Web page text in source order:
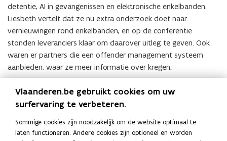
detentie, AI in gevangenissen en elektronische enkelbanden.
Liesbeth vertelt dat ze nu extra onderzoek doet naar
vernieuwingen rond enkelbanden, en op de conferentie
stonden leveranciers klaar om daarover uitleg te geven. Ook
waren er partners die een offender management systeem
aanbieden, waar ze meer informatie over kregen.
Het was fijn om nieuwe dingen te leren
kennen op de conferentie, maar ook
Vlaanderen.be gebruikt cookies om uw
surfervaring te verbeteren.
Sommige cookies zijn noodzakelijk om de website optimaal te
laten functioneren. Andere cookies zijn optioneel en worden